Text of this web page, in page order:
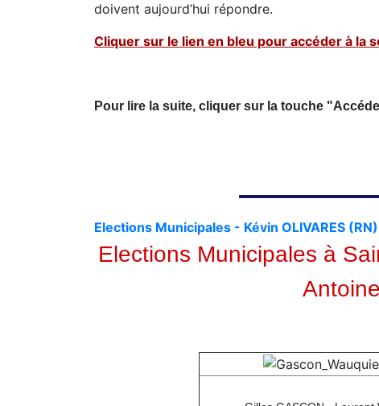
doivent aujourd’hui répondre.
Cliquer sur le lien en bleu pour accéder à la
Pour lire la suite, cliquer sur la touche
Elections Municipales - Kévin OLIVARES
Elections Municipales à